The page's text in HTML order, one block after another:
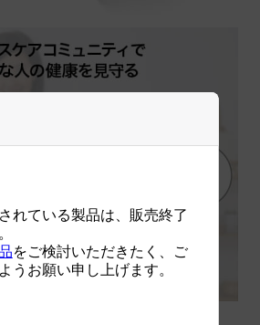
れている製品は、販売終了
をご検討いただきたく、ご
うお願い申し上げます。